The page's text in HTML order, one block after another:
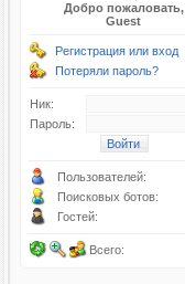
Добро пожаловать,
Guest
Регистрация или вход
Потеряли пароль?
Ник:
Пароль:
Пользователей:
Поисковых ботов:
Гостей:
Всего: